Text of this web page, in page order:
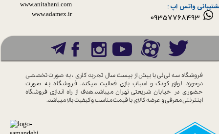
09357768493
www.anitahani.com
www.ada​​​​​​​mex.ir
فروشگاه سه نی نی با بیش از بیست سال تجربه کاری ، به صورت تخصصی
درحوزه لوازم کودک و اسباب بازی فعالیت میکند. فروشگاه به صورت
حضوری در خیابان شریعتی تهران میباشد.هدف از راه اندازی فروشگاه
اینترنتی معرفی و عرضه کالای باقیمت مناسب و کیفیت بالا میباشد.
واتس اپ :